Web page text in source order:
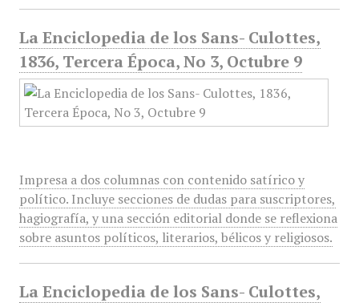
La Enciclopedia de los Sans- Culottes,
1836, Tercera Época, No 3, Octubre 9
Impresa a dos columnas con contenido satírico y
político. Incluye secciones de dudas para suscriptores,
hagiografía, y una sección editorial donde se reflexiona
sobre asuntos políticos, literarios, bélicos y religiosos.
La Enciclopedia de los Sans- Culottes,